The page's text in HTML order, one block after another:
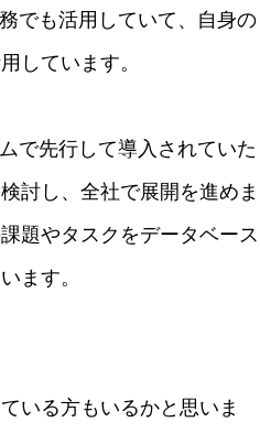
でも活用していて、自身の
しています。
で先行して導入されていた
討し、全社で展開を進めま
題やタスクをデータベース
ます。
いる方もいるかと思いま